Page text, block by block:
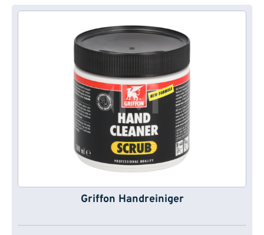
Griffon Handreiniger